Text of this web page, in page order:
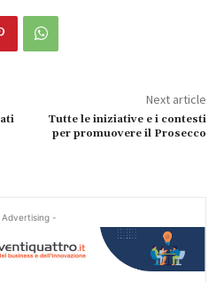
Next article
Tutte le iniziative e i contesti
per promuovere il Prosecco
-